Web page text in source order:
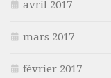
avril 2017
mars 2017
février 2017